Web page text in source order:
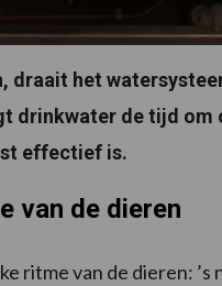
draait het
drinkwater de tijd
effectief is.
van de dieren
ritme van de dieren: